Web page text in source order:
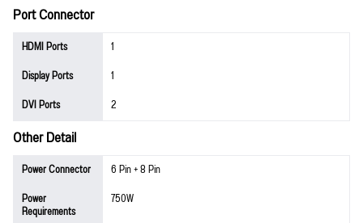
Port Connector
HDMI Ports
1
Display Ports
1
DVI Ports
2
Other Detail
Power Connector
6 Pin + 8 Pin
Power
Requirements
750W